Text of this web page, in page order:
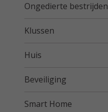
Ongedierte bestrijden
Klussen
Huis
Beveiliging
Smart Home